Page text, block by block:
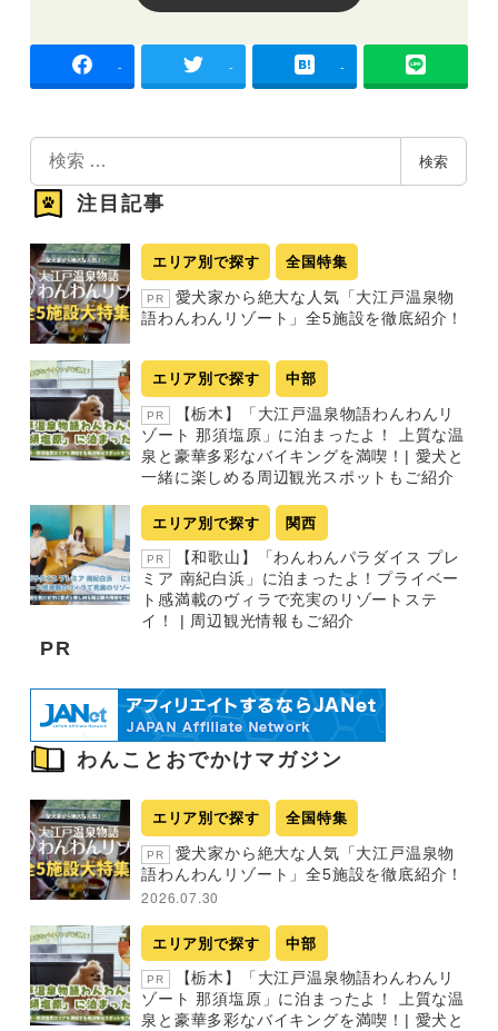
- - -
索
検索
注目記事
エリア別で探す 全国特集
PR
愛犬家から絶大な人気「大江戸温泉物
語わんわんリゾート」全5施設を徹底紹介！
エリア別で探す 中部
PR
【栃木】「大江戸温泉物語わんわんリ
ゾート 那須塩原」に泊まったよ！ 上質な温
泉と豪華多彩なバイキングを満喫！| 愛犬と
一緒に楽しめる周辺観光スポットもご紹介
エリア別で探す 関西
PR
【和歌山】「わんわんパラダイス プレ
ミア 南紀白浜」に泊まったよ！プライベー
ト感満載のヴィラで充実のリゾートステ
イ！ | 周辺観光情報もご紹介
PR
わんことおでかけマガジン
エリア別で探す 全国特集
PR
愛犬家から絶大な人気「大江戸温泉物
語わんわんリゾート」全5施設を徹底紹介！
2026.07.30
エリア別で探す 中部
PR
【栃木】「大江戸温泉物語わんわんリ
ゾート 那須塩原」に泊まったよ！ 上質な温
泉と豪華多彩なバイキングを満喫！| 愛犬と